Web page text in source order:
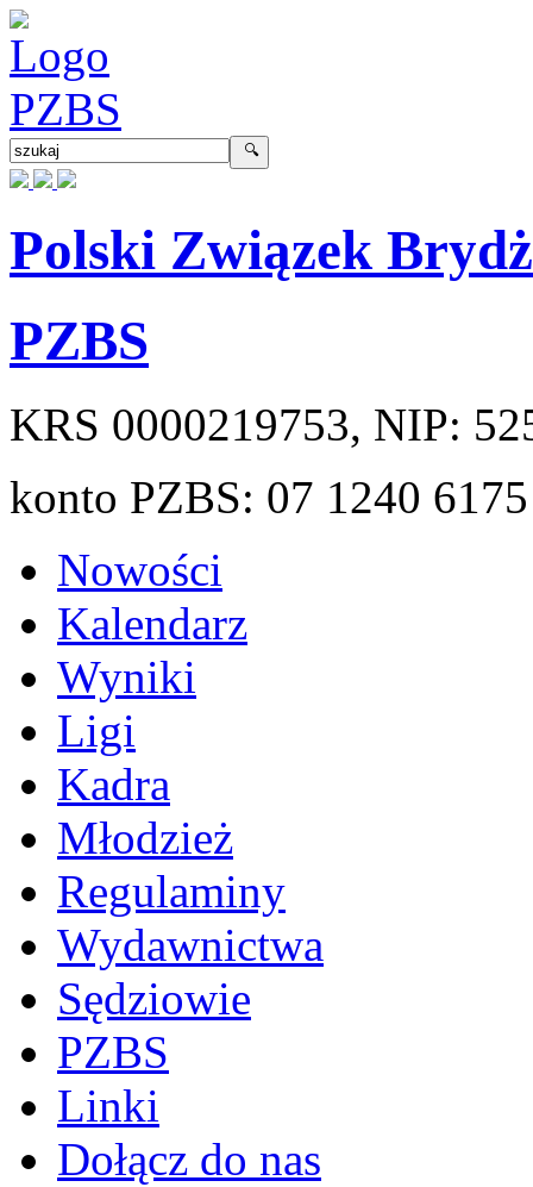
Polski Związek
PZBS
KRS 0000219753, NIP:
konto PZBS: 07 1240
Nowości
Kalendarz
Wyniki
Ligi
Kadra
Młodzież
Regulaminy
Wydawnictwa
Sędziowie
PZBS
Linki
Dołącz do nas